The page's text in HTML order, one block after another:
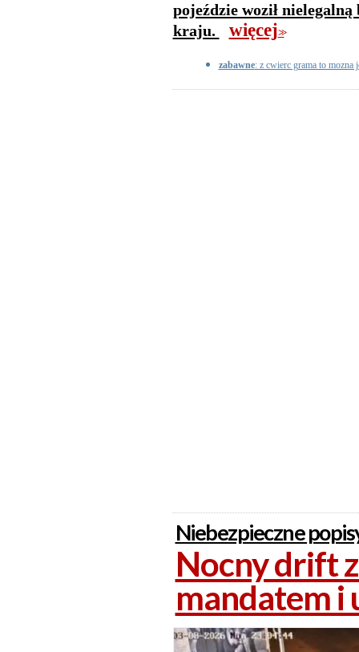
pojeździe woził
kraju.
więcej>>
zabawne: z cwierc grama to mozna
Niebezpieczne
Nocny drift
mandatem i